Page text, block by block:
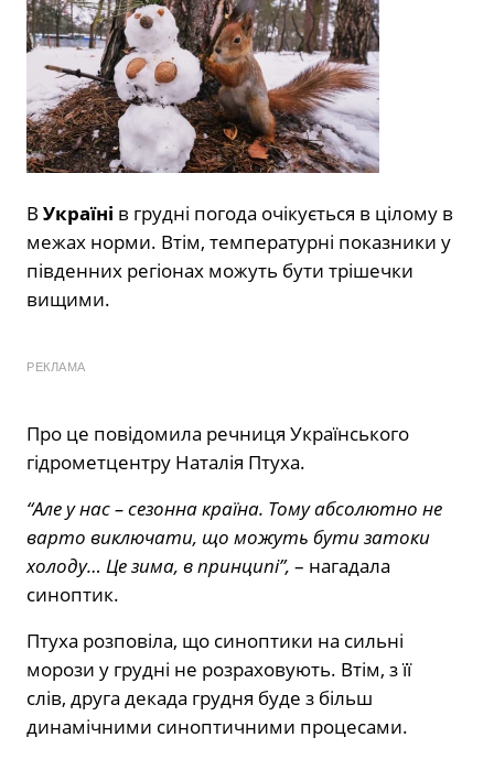
В Україні в грудні погода очікується в цілому в
межах норми. Втім, температурні показники у
південних регіонах можуть бути трішечки
вищими.
РЕКЛАМА
Про це повідомила речниця Українського
гідрометцентру Наталія Птуха.
“Але у нас – сезонна країна. Тому абсолютно не
варто виключати, що можуть бути затоки
холоду… Це зима, в принципі”, – нагадала
синоптик.
Птуха розповіла, що синоптики на сильні
морози у грудні не розраховують. Втім, з її
слів, друга декада грудня буде з більш
динамічними синоптичними процесами.